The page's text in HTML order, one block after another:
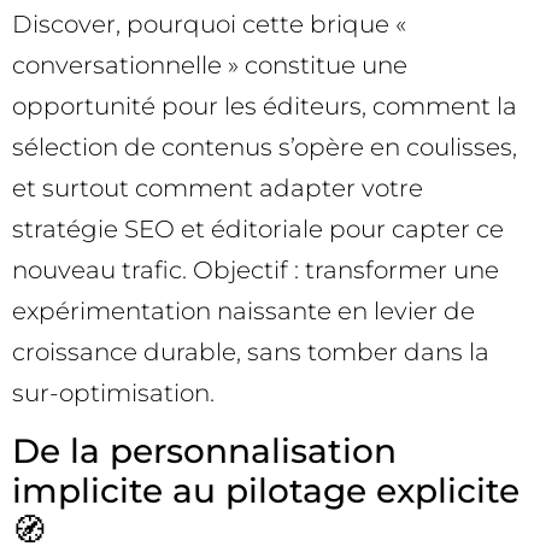
Discover, pourquoi cette brique «
conversationnelle » constitue une
opportunité pour les éditeurs, comment la
sélection de contenus s’opère en coulisses,
et surtout comment adapter votre
stratégie SEO et éditoriale pour capter ce
nouveau trafic. Objectif : transformer une
expérimentation naissante en levier de
croissance durable, sans tomber dans la
sur-optimisation.
De la personnalisation
implicite au pilotage explicite
🧭